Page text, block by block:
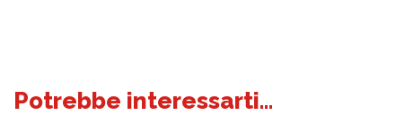
Potrebbe interessarti...